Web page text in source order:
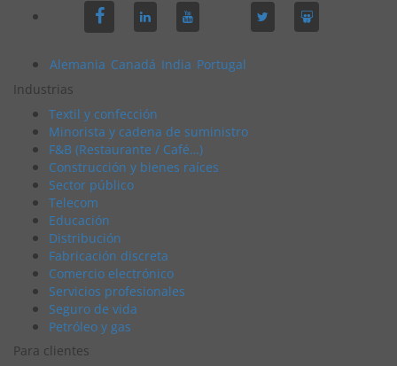
Alemania Canadá India Portugal
Industrias
Textil y confección
Minorista y cadena de suministro
F&B (Restaurante / Café…)
Construcción y bienes raíces
Sector público
Telecom
Educación
Distribución
Fabricación discreta
Comercio electrónico
Servicios profesionales
Seguro de vida
Petróleo y gas
Para clientes